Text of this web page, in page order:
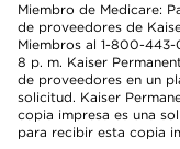
Miembro de Medicare:
de proveedores de
Miembros al 1-800-443-
8 p. m. Kaiser
de proveedores en un
solicitud. Kaiser
copia impresa es una
para recibir esta copia